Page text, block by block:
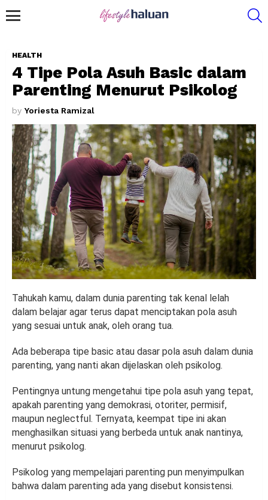
HEALTH
4 Tipe Pola Asuh Basic dalam
Parenting Menurut Psikolog
by Yoriesta Ramizal
Tahukah kamu, dalam dunia parenting tak kenal lelah
dalam belajar agar terus dapat menciptakan pola asuh
yang sesuai untuk anak, oleh orang tua.
Ada beberapa tipe basic atau dasar pola asuh dalam dunia
parenting, yang nanti akan dijelaskan oleh psikolog.
Pentingnya untung mengetahui tipe pola asuh yang tepat,
apakah parenting yang demokrasi, otoriter, permisif,
maupun neglectful. Ternyata, keempat tipe ini akan
menghasilkan situasi yang berbeda untuk anak nantinya,
menurut psikolog.
Psikolog yang mempelajari parenting pun menyimpulkan
bahwa dalam parenting ada yang disebut konsistensi.